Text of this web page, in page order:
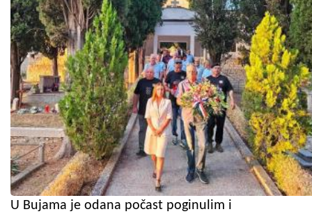
U Bujama je odana počast poginulim i